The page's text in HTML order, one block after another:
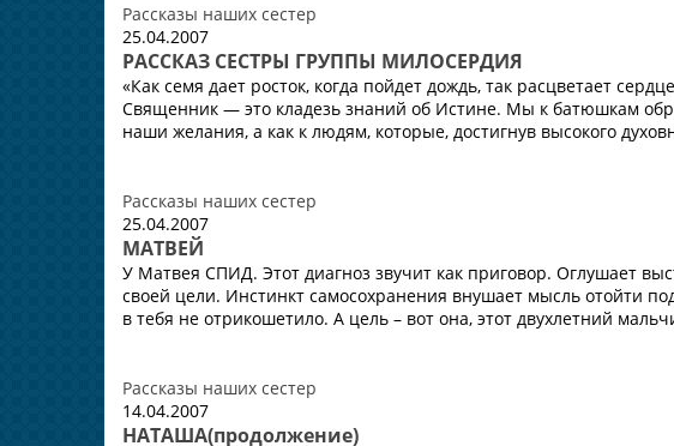
Рассказы наших сестер
25.04.2007
РАССКАЗ СЕСТРЫ ГРУППЫ МИЛОСЕРДИЯ
«Как семя дает росток, когда пойдет дождь, так расцветает
Священник — это кладезь знаний об Истине. Мы к батюшкам
наши желания, а как к людям, которые, достигнув высокого
Рассказы наших сестер
25.04.2007
МАТВЕЙ
У Матвея СПИД. Этот диагноз звучит как приговор. Оглушает
своей цели. Инстинкт самосохранения внушает мысль отойти
в тебя не отрикошетило. А цель – вот она, этот двухлетний
Рассказы наших сестер
14.04.2007
НАТАША(продолжение)